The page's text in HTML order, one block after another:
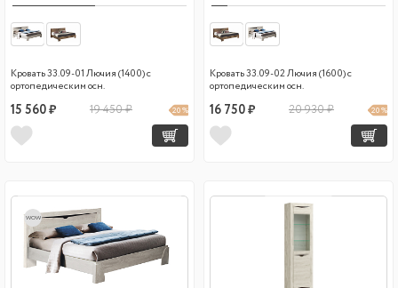
Кровать 33.09-01 Лючия (1400) с
ортопедическим осн.
15 560 ₽ 19 450 ₽ 20 %
Кровать 33.09-02 Лючия (1600) с
ортопедическим осн.
16 750 ₽ 20 930 ₽ 20 %
wow